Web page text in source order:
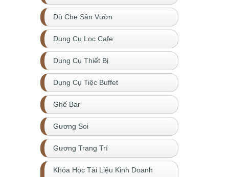
Dù Che Sân Vườn
Dụng Cụ Lọc Cafe
Dụng Cụ Thiết Bị
Dụng Cụ Tiệc Buffet
Ghế Bar
Gương Soi
Gương Trang Trí
Khóa Học Tài Liệu Kinh Doanh